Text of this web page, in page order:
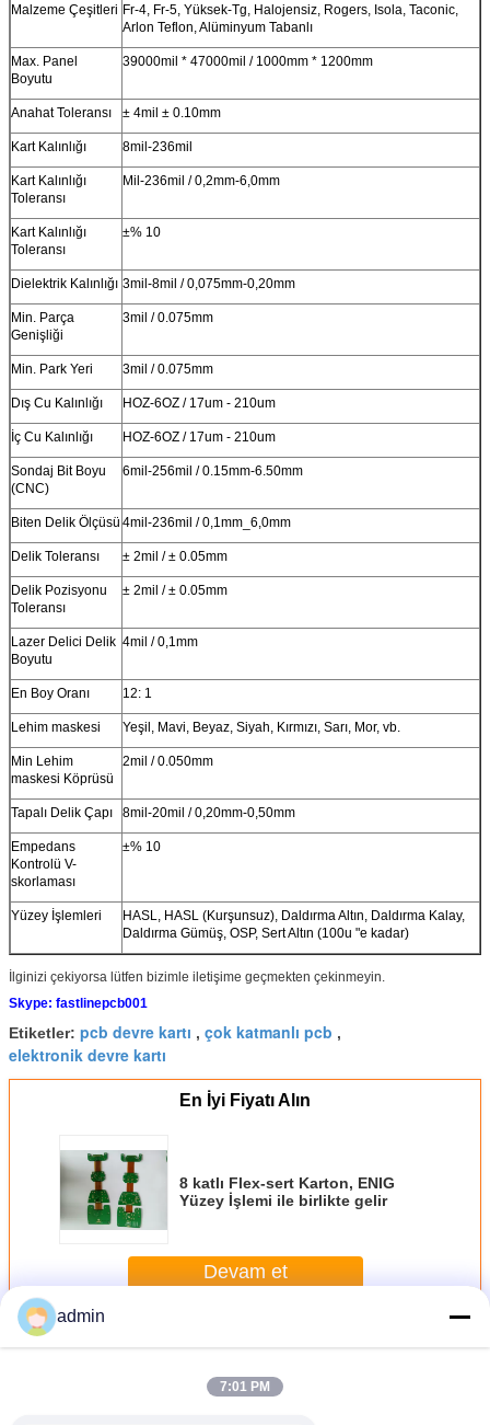
Malzeme Çeşitleri Fr-4, Fr-5, Yüksek-Tg, Halojensiz, Rogers, Isola, Taconic,
Arlon Teflon, Alüminyum Tabanlı
Max. Panel
Boyutu
39000mil * 47000mil / 1000mm * 1200mm
Anahat Toleransı ± 4mil ± 0.10mm
Kart Kalınlığı 8mil-236mil
Kart Kalınlığı
Toleransı
Mil-236mil / 0,2mm-6,0mm
Kart Kalınlığı
Toleransı
±% 10
Dielektrik Kalınlığı 3mil-8mil / 0,075mm-0,20mm
Min. Parça
Genişliği
3mil / 0.075mm
Min. Park Yeri 3mil / 0.075mm
Dış Cu Kalınlığı HOZ-6OZ / 17um - 210um
İç Cu Kalınlığı HOZ-6OZ / 17um - 210um
Sondaj Bit Boyu
(CNC)
6mil-256mil / 0.15mm-6.50mm
Biten Delik Ölçüsü 4mil-236mil / 0,1mm_6,0mm
Delik Toleransı ± 2mil / ± 0.05mm
Delik Pozisyonu
Toleransı
± 2mil / ± 0.05mm
Lazer Delici Delik
Boyutu
4mil / 0,1mm
En Boy Oranı 12: 1
Lehim maskesi Yeşil, Mavi, Beyaz, Siyah, Kırmızı, Sarı, Mor, vb.
Min Lehim
maskesi Köprüsü
2mil / 0.050mm
Tapalı Delik Çapı 8mil-20mil / 0,20mm-0,50mm
Empedans
Kontrolü V-
skorlaması
±% 10
Yüzey İşlemleri
HASL, HASL (Kurşunsuz), Daldırma Altın, Daldırma Kalay,
Daldırma Gümüş, OSP, Sert Altın (100u "e kadar)
İlginizi çekiyorsa lütfen bizimle iletişime geçmekten çekinmeyin.
Skype: fastlinepcb001
Etiketler: pcb devre kartı , çok katmanlı pcb ,
elektronik devre kartı
En İyi Fiyatı Alın
8 katlı Flex-sert Karton, ENIG
Yüzey İşlemi ile birlikte gelir
Devam et
Daha
admin
7:01 PM